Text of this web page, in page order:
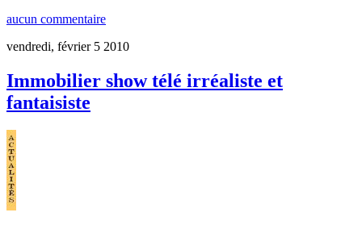
aucun commentaire
vendredi, février 5 2010
Immobilier show télé irréaliste et
fantaisiste